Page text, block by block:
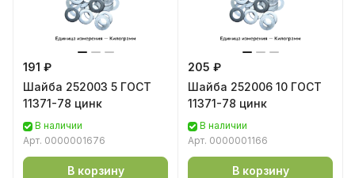
191 ₽
Шайба 252003 5 ГОСТ
11371-78 цинк
В наличии
Арт. 0000001676
В корзину
205 ₽
Шайба 252006 10 ГОСТ
11371-78 цинк
В наличии
Арт. 0000001166
В корзину